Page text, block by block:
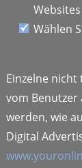
Wählen
Einzelne
vom
werden, wie
Digital